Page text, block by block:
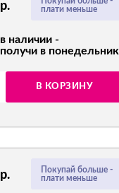
плати меньше
р.
в наличии -
получи в понедельник
В КОРЗИНУ
Покупай больше -
плати меньше
р.